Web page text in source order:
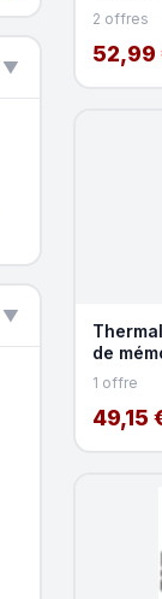
▲
▲
2 offres
52,99
de
1 offre
49,15